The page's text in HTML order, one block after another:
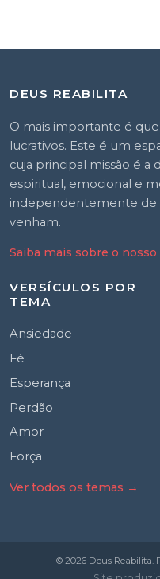
DEUS REABILITA
O mais importante é
lucrativos. Este é um
cuja principal missão é
espiritual, emocional e
independentemente de
venham.
Saiba mais sobre o
VERSÍCULOS POR
TEMA
Ansiedade
Fé
Esperança
Perdão
Amor
Força
Ver todos os temas →
© 2026 Deus Reabilita.